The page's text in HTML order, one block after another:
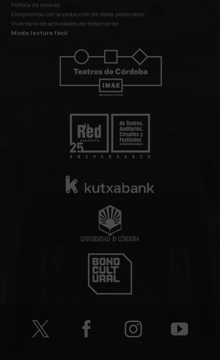
Política de cookies
Compromiso con la protección de datos personales
Inventario de actividades de tratamiento
Modo lectura fácil